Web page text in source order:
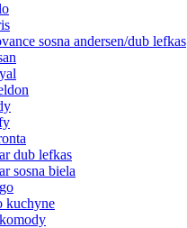
sosna andersen/dub lefkas
dub lefkas
sosna biela
kuchyne